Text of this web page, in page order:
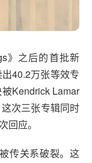
》之后的首批新
40.2万张等效专
Kendrick Lamar
次三张专辑同时
回应。
传关系破裂。这